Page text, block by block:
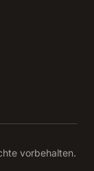
vorbehalten.